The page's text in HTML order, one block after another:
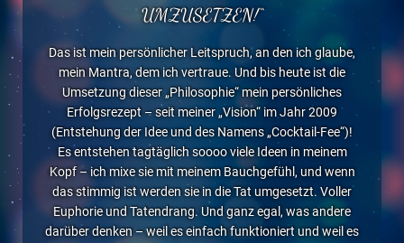
UMZUSETZEN!“
Das ist mein persönlicher Leitspruch, an den ich glaube,
mein Mantra, dem ich vertraue. Und bis heute ist die
Umsetzung dieser „Philosophie“ mein persönliches
Erfolgsrezept – seit meiner „Vision“ im Jahr 2009
(Entstehung der Idee und des Namens „Cocktail-Fee“)!
Es entstehen tagtäglich soooo viele Ideen in meinem
Kopf – ich mixe sie mit meinem Bauchgefühl, und wenn
das stimmig ist werden sie in die Tat umgesetzt. Voller
Euphorie und Tatendrang. Und ganz egal, was andere
darüber denken – weil es einfach funktioniert und weil es